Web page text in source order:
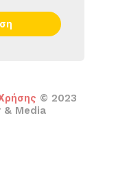
© 2023
& Media